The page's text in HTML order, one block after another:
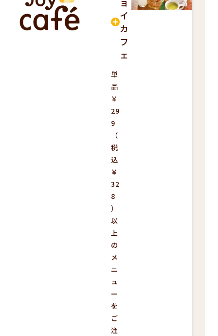
イ
カ
フ
ェ
単
品
￥
29
9
（
税
込
￥
32
8
）
以
上
の
メ
ニ
ュ
ー
を
ご
注